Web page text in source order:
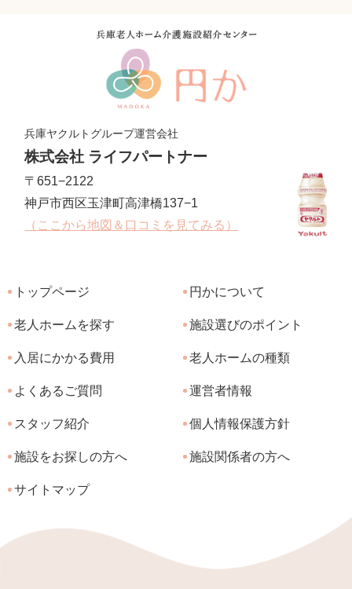
兵庫ヤクルトグループ運営会社
株式会社 ライフパートナー
〒651−2122
神戸市西区玉津町高津橋137−1
（ここから地図＆口コミを見てみる）
トップページ 円かについて
老人ホームを探す 施設選びのポイント
入居にかかる費用 老人ホームの種類
よくあるご質問 運営者情報
スタッフ紹介 個人情報保護方針
施設をお探しの方へ 施設関係者の方へ
サイトマップ